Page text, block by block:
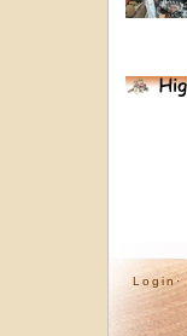
Login·